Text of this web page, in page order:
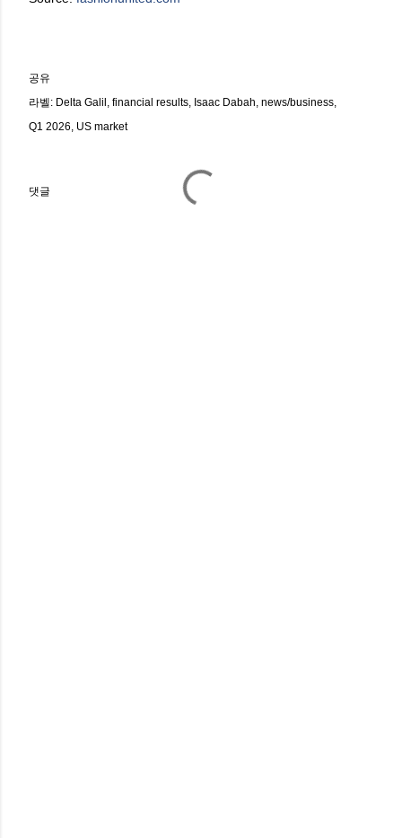
공유
라벨: Delta Galil financial results Isaac Dabah news/business
Q1 2026 US market
댓글